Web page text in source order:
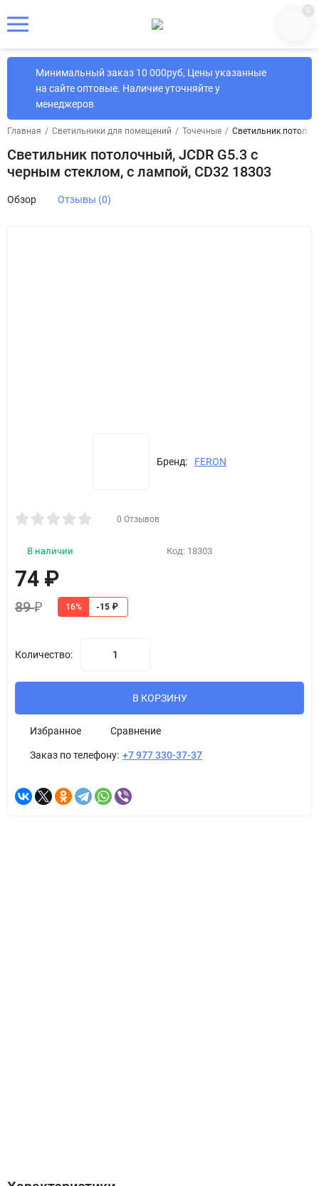
0
Минимальный заказ 10 000руб, Цены указанные
на сайте оптовые. Наличие уточняйте у
менеджеров
Главная / Светильники для помещений / Точечные / Светильник
Светильник потолочный, JCDR G5.3 с
черным стеклом, с лампой, CD32 18303
Обзор Отзывы (0)
Бренд: FERON
0 Отзывов
В наличии Код: 18303
74 ₽
89₽ 16% -15 ₽
Количество:
В КОРЗИНУ
Избранное Сравнение
Заказ по телефону: +7 977 330-37-37